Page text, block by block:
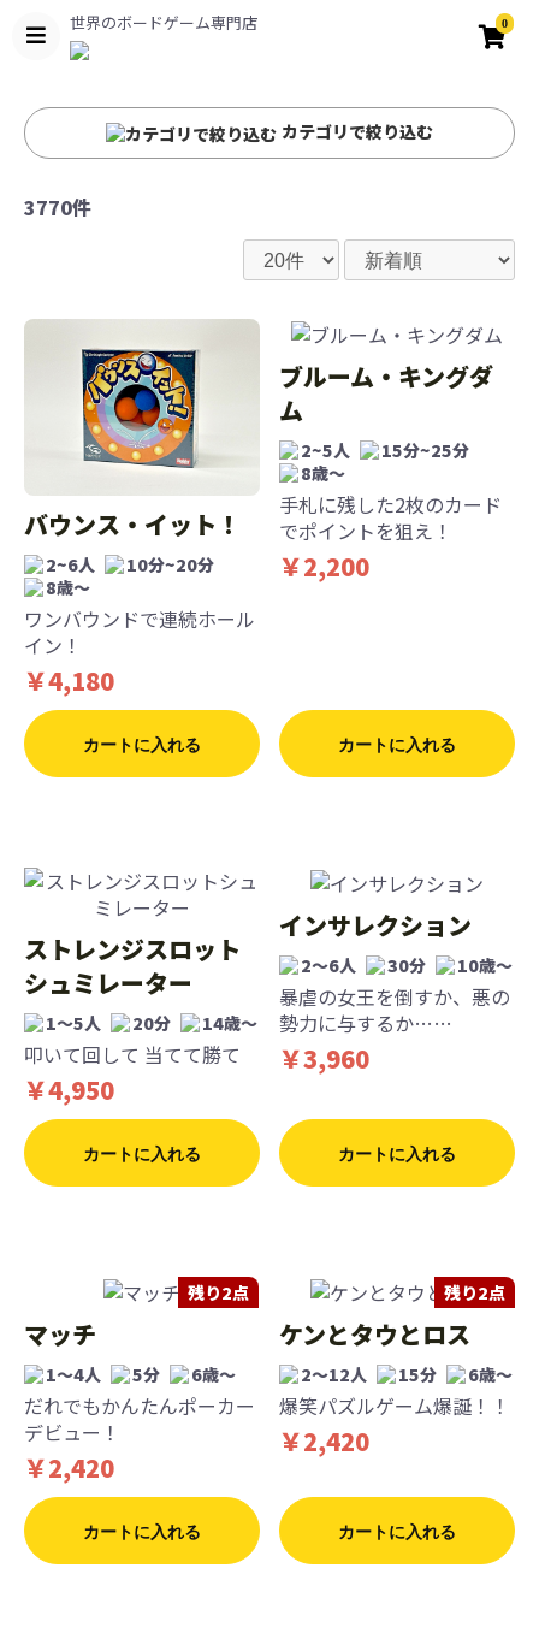
世界のボードゲーム専門店 0
カテゴリで絞り込む
3770件
バウンス・イット！
2~6人
10分~20分
8歳〜
ワンバウンドで連続ホール
イン！
￥4,180
カートに入れる
ブルーム・キングダ
ム
2~5人
15分~25分
8歳〜
手札に残した2枚のカード
でポイントを狙え！
￥2,200
カートに入れる
ストレンジスロット
シュミレーター
1〜5人 20分 14歳〜
叩いて回して 当てて勝て
￥4,950
カートに入れる
インサレクション
2〜6人 30分 10歳〜
暴虐の女王を倒すか、悪の
勢力に与するか……
￥3,960
カートに入れる
残り2点
マッチ
1〜4人 5分 6歳〜
だれでもかんたんポーカー
デビュー！
￥2,420
カートに入れる
残り2点
ケンとタウとロス
2〜12人 15分 6歳〜
爆笑パズルゲーム爆誕！！
￥2,420
カートに入れる